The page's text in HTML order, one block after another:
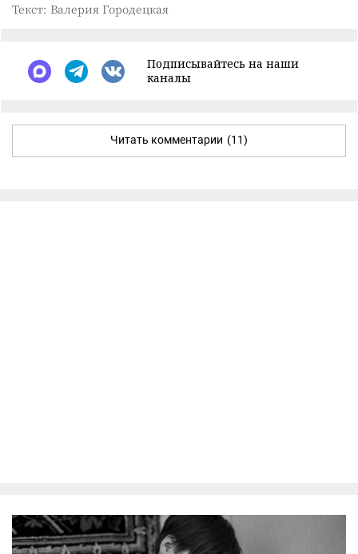
Текст: Валерия Городецкая
Подписывайтесь на наши
каналы
Читать комментарии (11)